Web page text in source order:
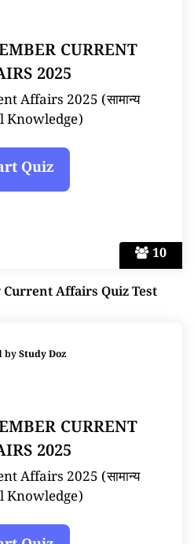
10
CURRENT
2025
Affairs 2025 (सामान्य
Knowledge)
Current Affairs Quiz Test
byStudy Doz
CURRENT
2025
Affairs 2025 (सामान्य
Knowledge)